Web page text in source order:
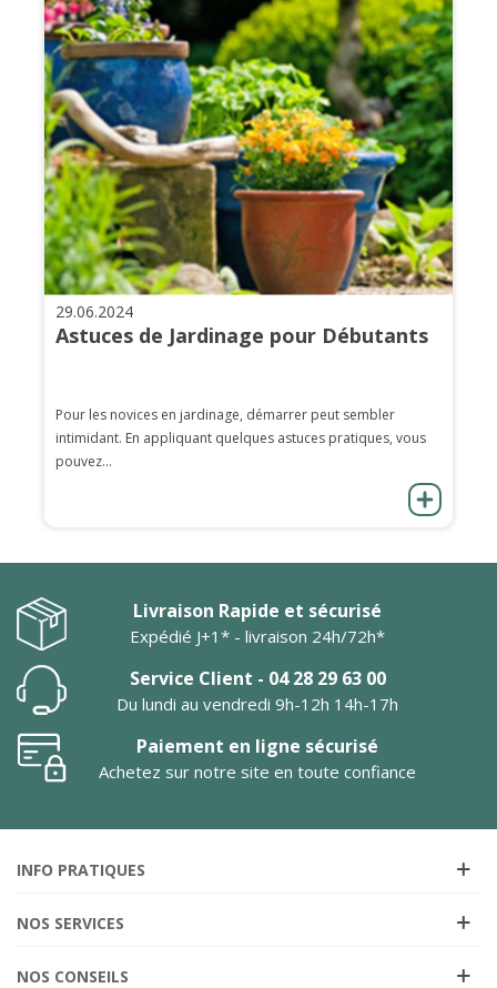
29.06.2024
Astuces de Jardinage pour Débutants
Pour les novices en jardinage, démarrer peut sembler
intimidant. En appliquant quelques astuces pratiques, vous
pouvez...
Livraison Rapide et sécurisé
Expédié J+1* - livraison 24h/72h*
Service Client - 04 28 29 63 00
Du lundi au vendredi 9h-12h 14h-17h
Paiement en ligne sécurisé
Achetez sur notre site en toute confiance
INFO PRATIQUES
NOS SERVICES
NOS CONSEILS